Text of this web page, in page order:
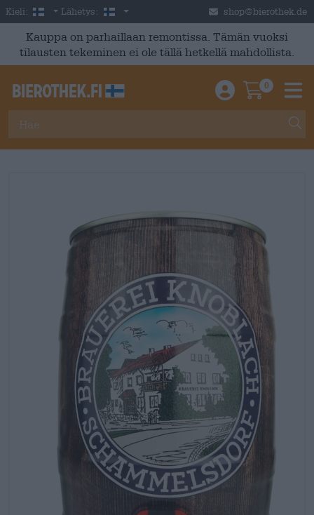
Skip to main content
Kieli: Finnish
Lähetys: Suomi shop@bierothek.de
Kauppa on parhaillaan remontissa. Tämän vuoksi
tilausten tekeminen ei ole tällä hetkellä mahdollista.
Einloggen /
0